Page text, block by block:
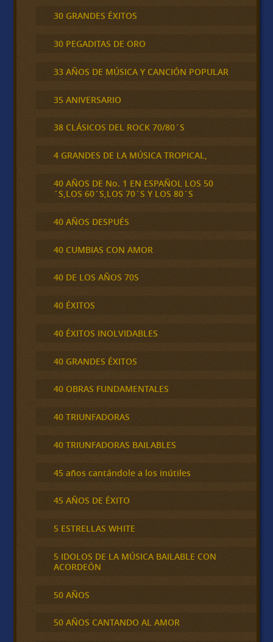
30 GRANDES ÉXITOS
30 PEGADITAS DE ORO
33 AÑOS DE MÚSICA Y CANCIÓN POPULAR
35 ANIVERSARIO
38 CLÁSICOS DEL ROCK 70/80´S
4 GRANDES DE LA MÚSICA TROPICAL,
40 AÑOS DE No. 1 EN ESPAÑOL LOS 50
´S,LOS 60´S,LOS 70´S Y LOS 80´S
40 AÑOS DESPUÉS
40 CUMBIAS CON AMOR
40 DE LOS AÑOS 70S
40 ÉXITOS
40 ÉXITOS INOLVIDABLES
40 GRANDES ÉXITOS
40 OBRAS FUNDAMENTALES
40 TRIUNFADORAS
40 TRIUNFADORAS BAILABLES
45 años cantándole a los inútiles
45 AÑOS DE ÉXITO
5 ESTRELLAS WHITE
5 IDOLOS DE LA MÚSICA BAILABLE CON
ACORDEÓN
50 AÑOS
50 AÑOS CANTANDO AL AMOR